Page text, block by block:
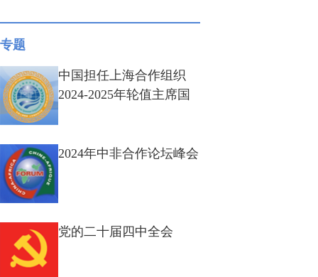
专题
中国担任上海合作组织
2024-2025年轮值主席国
2024年中非合作论坛峰会
党的二十届四中全会